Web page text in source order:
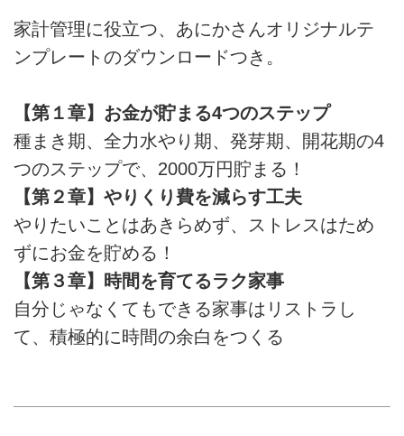
家計管理に役立つ、あにかさんオリジナルテ
ンプレートのダウンロードつき。
【第１章】お金が貯まる4つのステップ
種まき期、全力水やり期、発芽期、開花期の4
つのステップで、2000万円貯まる！
【第２章】やりくり費を減らす工夫
やりたいことはあきらめず、ストレスはため
ずにお金を貯める！
【第３章】時間を育てるラク家事
自分じゃなくてもできる家事はリストラし
て、積極的に時間の余白をつくる